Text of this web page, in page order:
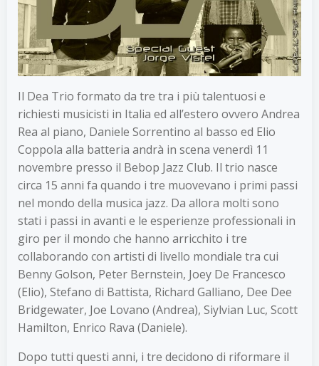
Il Dea Trio formato da tre tra i più talentuosi e
richiesti musicisti in Italia ed all’estero ovvero Andrea
Rea al piano, Daniele Sorrentino al basso ed Elio
Coppola alla batteria andrà in scena venerdì 11
novembre presso il Bebop Jazz Club. Il trio nasce
circa 15 anni fa quando i tre muovevano i primi passi
nel mondo della musica jazz. Da allora molti sono
stati i passi in avanti e le esperienze professionali in
giro per il mondo che hanno arricchito i tre
collaborando con artisti di livello mondiale tra cui
Benny Golson, Peter Bernstein, Joey De Francesco
(Elio), Stefano di Battista, Richard Galliano, Dee Dee
Bridgewater, Joe Lovano (Andrea), Siylvian Luc, Scott
Hamilton, Enrico Rava (Daniele).
Dopo tutti questi anni, i tre decidono di riformare il